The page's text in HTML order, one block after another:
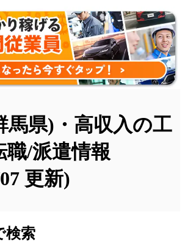
馬県)・高収入の工
職/派遣情報
更新)
検索